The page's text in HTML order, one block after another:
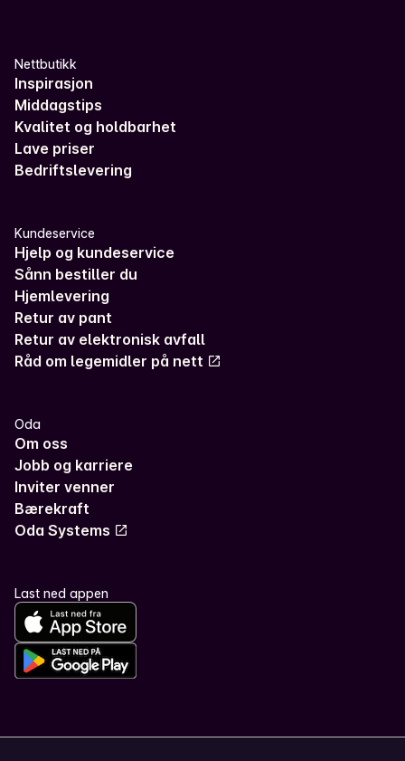
Nettbutikk
Inspirasjon
Middagstips
Kvalitet og holdbarhet
Lave priser
Bedriftslevering
Kundeservice
Hjelp og kundeservice
Sånn bestiller du
Hjemlevering
Retur av pant
Retur av elektronisk avfall
Råd om legemidler på nett
Oda
Om oss
Jobb og karriere
Inviter venner
Bærekraft
Oda Systems
Last ned appen